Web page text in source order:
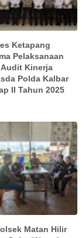
Ketapang
Pelaksanaan
Audit Kinerja
Polda Kalbar
II Tahun 2025
Matan Hilir